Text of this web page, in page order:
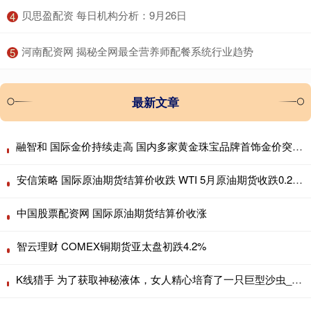
4 ​贝思盈配资 每日机构分析：9月26日
5 ​河南配资网 揭秘全网最全营养师配餐系统行业趋势
最新文章
融智和 国际金价持续走高 国内多家黄金珠宝品牌首饰金价突破960元/克大关！
安信策略 国际原油期货结算价收跌 WTI 5月原油期货收跌0.28美元
中国股票配资网 国际原油期货结算价收涨
智云理财 COMEX铜期货亚太盘初跌4.2%
K线猎手 为了获取神秘液体，女人精心培育了一只巨型沙虫_黑妹_命运_女王